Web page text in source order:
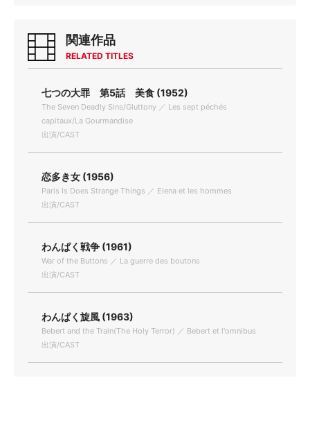
関連作品
RELATED TITLES
七つの大罪 第5話 美食 (1952)
The Seven Deadly Sins/Gluttony ／ Les sept péchés
capitaux/La Gourmandise
出演/CAST
恋多き女 (1956)
Paris Is Does Strange Things ／ Elena et les hommes
出演/CAST
わんぱく戦争 (1961)
War of the Buttons ／ La guerre des boutons
出演/CAST
わんぱく旋風 (1963)
Bebert and the Train(The Holy Terror) ／ Bebert et l'omnibus
出演/CAST